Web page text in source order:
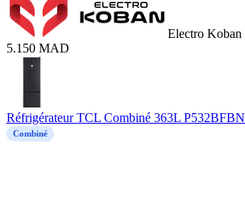
Electro Koban
5.150 MAD
Réfrigérateur TCL Combiné 363L P532BFBN
Combiné